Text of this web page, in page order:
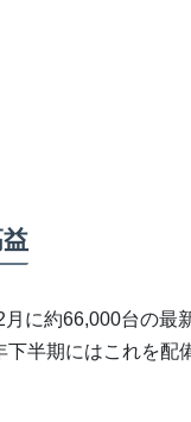
に約66,000台の最
下半期にはこれを配